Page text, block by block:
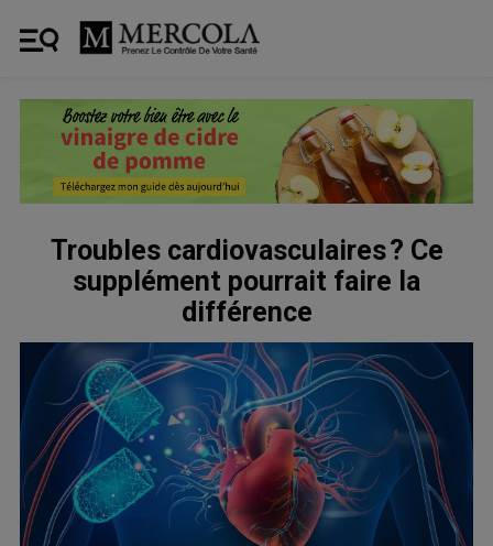
Troubles cardiovasculaires ? Ce
supplément pourrait faire la
différence